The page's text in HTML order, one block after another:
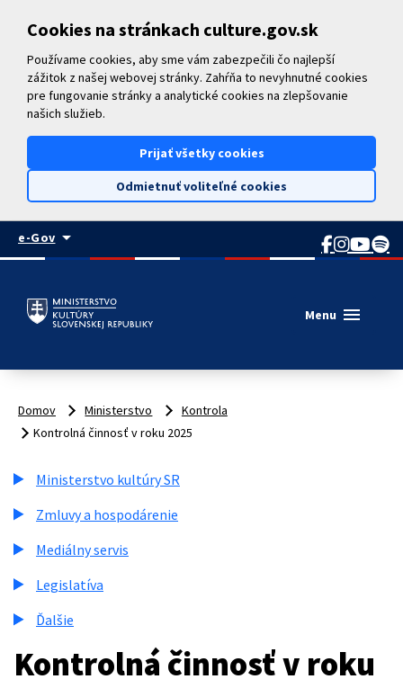
Cookies na stránkach culture.gov.sk
Používame cookies, aby sme vám zabezpečili čo najlepší
zážitok z našej webovej stránky. Zahŕňa to nevyhnutné cookies
pre fungovanie stránky a analytické cookies na zlepšovanie
našich služieb.
Prijať všetky cookies
Odmietnuť voliteľné cookies
e-Govarrow_drop_down
Menu menu
Domov Ministerstvo
Kontrola
Kontrolná činnosť v roku 2025
Ministerstvo kultúry SR
Zmluvy a hospodárenie
Mediálny servis
Legislatíva
Ďalšie
Kontrolná činnosť v roku